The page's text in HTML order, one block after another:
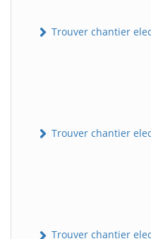
Trouver chantier
Trouver chantier
Trouver chantier